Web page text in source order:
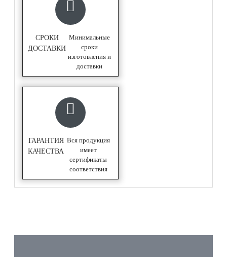
СРОКИ
ДОСТАВКИ
Минимальные
сроки
изготовления и
доставки
ГАРАНТИЯ
КАЧЕСТВА
Вся продукция
имеет
сертификаты
соответствия